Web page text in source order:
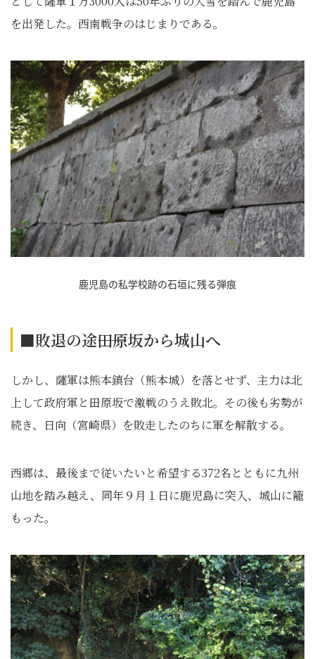
を出発した。西南戦争のはじまりである。
鹿児島の私学校跡の石垣に残る弾痕
■敗退の途――田原坂から城山へ
しかし、薩軍は熊本鎮台（熊本城）を落とせず、主力は北
上して政府軍と田原坂で激戦のうえ敗北。その後も劣勢が
続き、日向（宮崎県）を敗走したのちに軍を解散する。
西郷は、最後まで従いたいと希望する372名とともに九州
山地を踏み越え、同年９月１日に鹿児島に突入、城山に籠
もった。